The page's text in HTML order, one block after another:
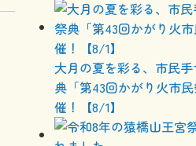
大月の夏を彩る、市民
典「第43回かがり火市
催！【8/1】